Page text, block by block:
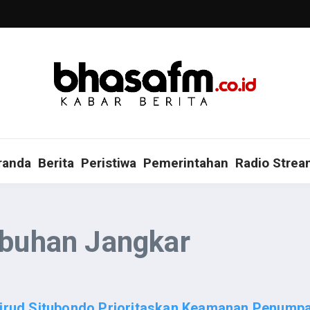
Berita Peristiwa Pemerintahan Radio
Jangkar